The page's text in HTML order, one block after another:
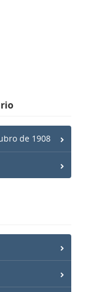
de 1908